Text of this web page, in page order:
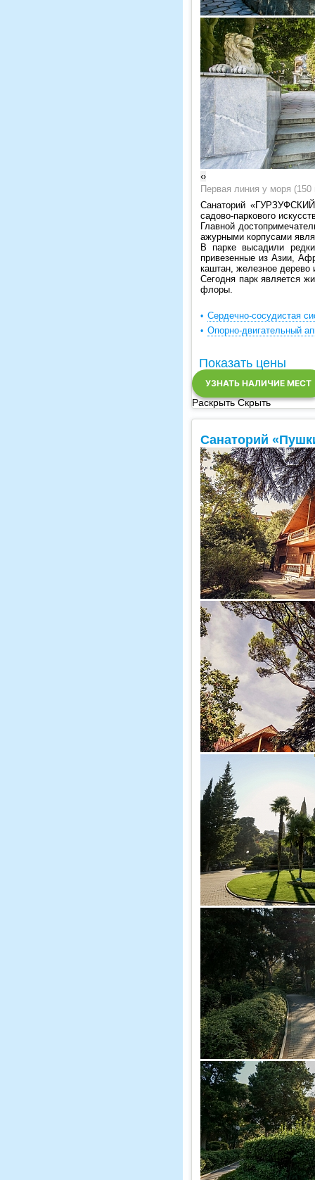
‹›
Первая линия у моря
Санаторий
садово-паркового
Главной
ажурными корпусами
В парке высадили
привезенные из Азии,
каштан, железное дерево
Сегодня парк является
флоры.
Сердечно-сосудистая
Опорно-двигательный
Показать цены
УЗНАТЬ НАЛИЧИЕ МЕСТ
Раскрыть Скрыть
Санаторий